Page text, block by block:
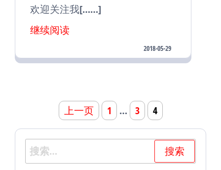
欢迎关注我[……]
继续阅读
2018-05-29
章
导
航
上一页 1 … 3 4
搜
索：